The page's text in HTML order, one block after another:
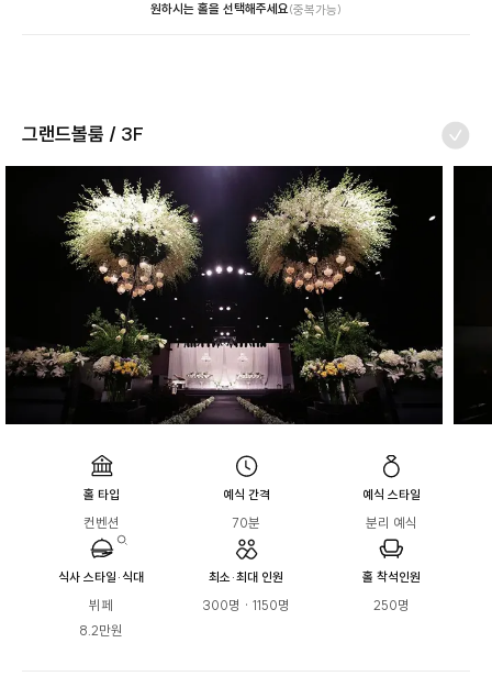
원하시는 홀을 선택해주세요(중복가능)
그랜드볼룸 / 3F
홀 타입
컨벤션
예식 간격
70분
예식 스타일
분리 예식
식사 스타일·식대
뷔페
8.2만원
최소·최대 인원
300명 · 1150명
홀 착석인원
250명